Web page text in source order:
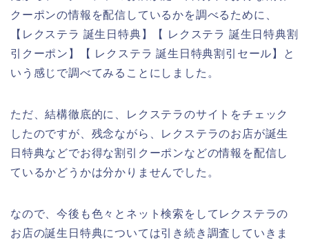
クーポンの情報を配信しているかを調べるために、
【レクステラ 誕生日特典】【 レクステラ 誕生日特典割
引クーポン】【 レクステラ 誕生日特典割引セール】と
いう感じで調べてみることにしました。
ただ、結構徹底的に、レクステラのサイトをチェック
したのですが、残念ながら、レクステラのお店が誕生
日特典などでお得な割引クーポンなどの情報を配信し
ているかどうかは分かりませんでした。
なので、今後も色々とネット検索をしてレクステラの
お店の誕生日特典については引き続き調査していきま